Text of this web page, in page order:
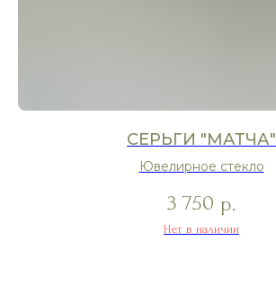
СЕРЬГИ "МАТЧА"
Ювелирное стекло
3 750 р.
Нет в наличии